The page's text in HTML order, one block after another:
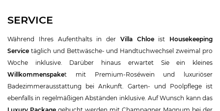
SERVICE
Während Ihres Aufenthalts in der Villa Chloeist Housekeeping
Service täglich und Bettwäsche- und Handtuchwechsel zweimal pro
Woche inklusive. Darüber hinaus erwartet Sie ein kleines
Willkommenspaket mit Premium-Roséwein und luxuriöser
Badezimmerausstattung bei Ankunft. Garten- und Poolpflege ist
ebenfalls in regelmäßigen Abständen inklusive. Auf Wunsch kann das